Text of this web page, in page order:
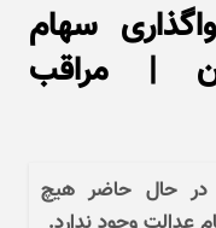
سهام
| مراقب
در حال حاضر هیچ